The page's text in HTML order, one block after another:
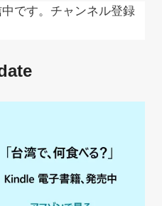
です。チャンネル登録